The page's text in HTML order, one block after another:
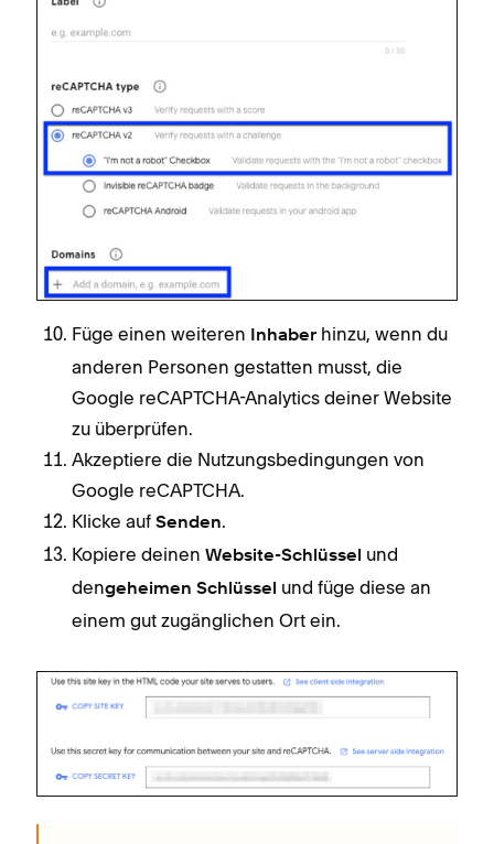
Füge einen weiteren Inhaber hinzu, wenn du
anderen Personen gestatten musst, die
Google reCAPTCHA-Analytics deiner Website
zu überprüfen.
Akzeptiere die Nutzungsbedingungen von
Google reCAPTCHA.
Klicke auf Senden.
Kopiere deinen Website-Schlüssel
und
dengeheimen Schlüssel
und füge diese an
einem gut zugänglichen Ort ein.